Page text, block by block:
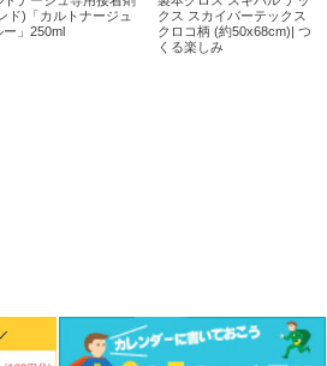
ド)「カルトナージュ
ー」250ml
クス スカイバーテックス
クロコ柄 (約50x68cm)| つ
くる楽しみ